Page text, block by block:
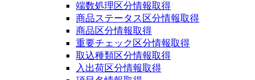
端数処理区分情報取得
商品ステータス区分情報取得
商品区分情報取得
重要チェック区分情報取得
取込種類区分情報取得
入出荷区分情報取得